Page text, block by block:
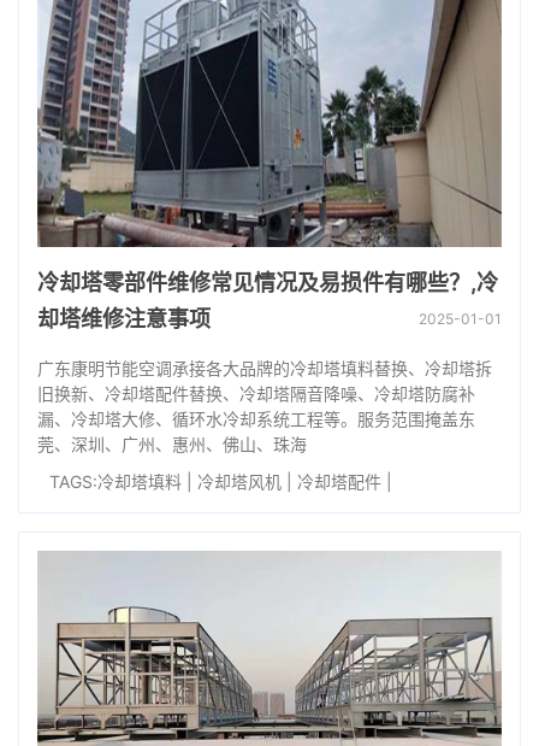
冷却塔零部件维修常见情况及易损件有哪些？,冷
却塔维修注意事项
2025-01-01
广东康明节能空调承接各大品牌的冷却塔填料替换、冷却塔拆
旧换新、冷却塔配件替换、冷却塔隔音降噪、冷却塔防腐补
漏、冷却塔大修、循环水冷却系统工程等。服务范围掩盖东
莞、深圳、广州、惠州、佛山、珠海
TAGS:冷却塔填料 冷却塔风机 冷却塔配件